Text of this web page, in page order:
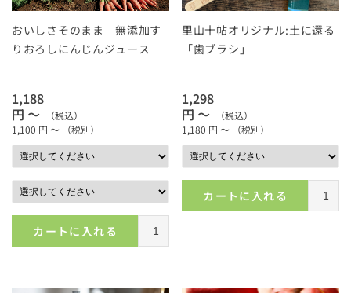
おいしさそのまま 無添加す
りおろしにんじんジュース
1,188
円 ～
（税込）
1,100 円 ～ （税別）
カートに入れる
里山十帖オリジナル:土に還る
「歯ブラシ」
1,298
円 ～
（税込）
1,180 円 ～ （税別）
カートに入れる